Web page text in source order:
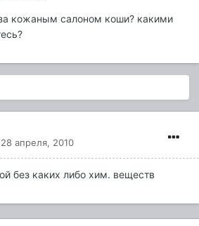
кожаным салоном коши? какими
28 апреля, 2010
без каких либо хим. веществ